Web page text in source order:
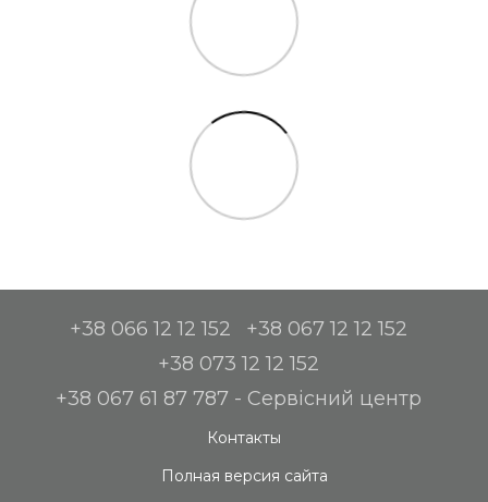
+38 066 12 12 152
+38 067 12 12 152
+38 073 12 12 152
+38 067 61 87 787 - Сервісний центр
Контакты
Полная версия сайта